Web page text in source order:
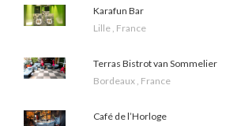
Karafun Bar
Lille , France
Terras Bistrot van Sommelier
Bordeaux , France
Café de l’Horloge